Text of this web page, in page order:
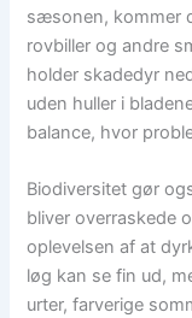
sæsonen, kommer
rovbiller og andre
holder skadedyr
uden huller i
balance, hvor
Biodiversitet gør
bliver overraskede
oplevelsen af at
løg kan se fin ud,
urter, farverige